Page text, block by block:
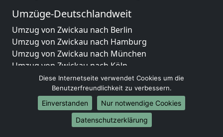
Umzüge-Deutschlandweit
Umzug von Zwickau nach Berlin
Umzug von Zwickau nach Hamburg
Umzug von Zwickau nach München
Umzug von Zwickau nach Köln
Umzug von Zwickau nach Frankfurt am Main
Umzug von Zwickau nach Stuttgart
Umzug von Zwickau nach Düsseldorf
Umzug von Zwickau nach Leipzig
Umzug von Zwickau nach Dortmund
Diese Internetseite verwendet Cookies um die
Benutzerfreundlichkeit zu verbessern.
Einverstanden
Nur notwendige Cookies
Datenschutzerklärung